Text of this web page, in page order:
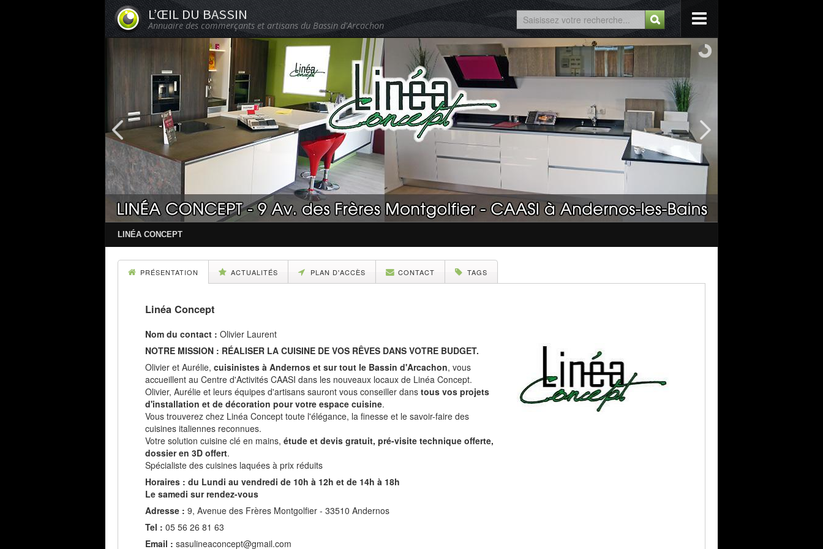
L’ŒIL DU BASSIN
Annuaire des commerçants et artisans du Bassin d'Arcachon
LINÉA CONCEPT
PRÉSENTATION ACTUALITÉS PLAN D'ACCÈS CONTACT TAGS
Linéa Concept
Nom du contact : Olivier Laurent
NOTRE MISSION : RÉALISER LA CUISINE DE VOS RÊVES DANS VOTRE BUDGET.
Olivier et Aurélie, cuisinistes à Andernos et sur tout le Bassin d'Arcachon, vous
accueillent au Centre d'Activités CAASI dans les nouveaux locaux de Linéa Concept.
Olivier, Aurélie et leurs équipes d'artisans sauront vous conseiller dans tous vos projets
d'installation et de décoration pour votre espace cuisine.
Vous trouverez chez Linéa Concept toute l'élégance, la finesse et le savoir-faire des
cuisines italiennes reconnues.
Votre solution cuisine clé en mains, étude et devis gratuit, pré-visite technique offerte,
dossier en 3D offert.
Spécialiste des cuisines laquées à prix réduits
Horaires : du Lundi au vendredi de 10h à 12h et de 14h à 18h
Le samedi sur rendez-vous
Adresse : 9, Avenue des Frères Montgolfier - 33510 Andernos
Tel : 05 56 26 81 63
Email : sasulineaconcept@gmail.com